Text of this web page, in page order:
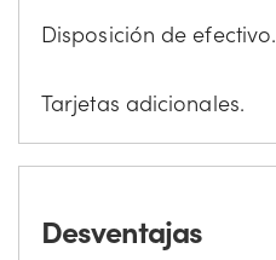
Disposición de efectivo.
Tarjetas adicionales.
Desventajas